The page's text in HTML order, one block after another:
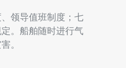
领导值班制度；七
。船舶随时进行气
。